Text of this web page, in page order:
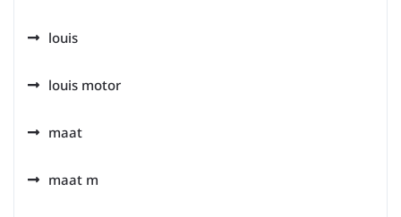
louis
louis motor
maat
maat m